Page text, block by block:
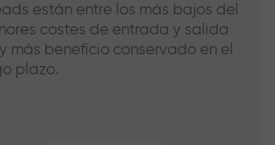
están entre los más bajos del
costes de entrada y salida
más beneficio conservado en el
plazo.